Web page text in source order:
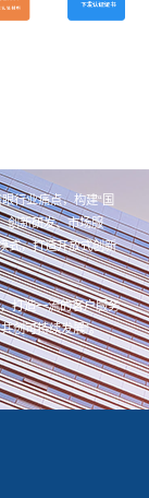
行业痛点，构建“国
创新研发、市场服
式，打造开放式创新
打造一流的客户服务
创可持续发展”。